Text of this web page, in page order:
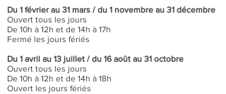
Du 1 février au 31 mars / du 1 novembre au 31 décembre
Ouvert tous les jours
De 10h à 12h et de 14h à 17h
Fermé les jours fériés
Du 1 avril au 13 juillet / du 16 août au 31 octobre
Ouvert tous les jours
De 10h à 12h et de 14h à 18h
Ouvert les jours fériés